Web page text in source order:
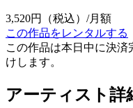
3,520円
（税込）/月額
この作品をレンタルする
この作品は本日中に決済
けします。
アーティスト詳